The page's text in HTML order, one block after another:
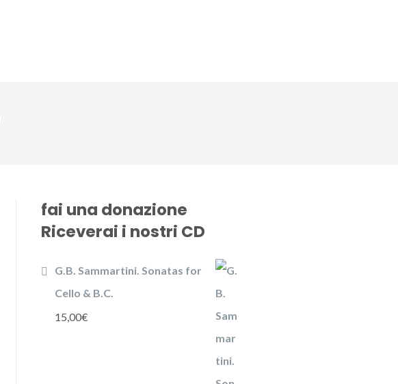
fai una donazione
Riceverai i nostri CD
G.B. Sammartini. Sonatas for
Cello & B.C.
15,00€